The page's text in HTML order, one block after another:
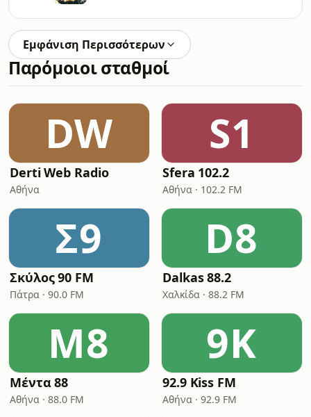
Εμφάνιση Περισσότερων
Παρόμοιοι σταθμοί
DW
Derti Web Radio
Αθήνα
S1
Sfera 102.2
Αθήνα · 102.2 FM
Σ9
Σκύλος 90 FM
Πάτρα · 90.0 FM
D8
Dalkas 88.2
Χαλκίδα · 88.2 FM
Μ8
Μέντα 88
Αθήνα · 88.0 FM
9K
92.9 Kiss FM
Αθήνα · 92.9 FM